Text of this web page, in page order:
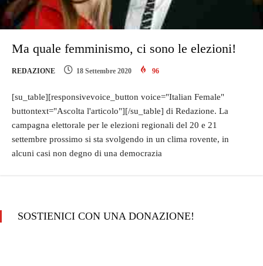
Ma quale femminismo, ci sono le elezioni!
REDAZIONE 18 Settembre 2020 96
[su_table][responsivevoice_button voice="Italian Female"
buttontext="Ascolta l'articolo"][/su_table] di Redazione. La
campagna elettorale per le elezioni regionali del 20 e 21
settembre prossimo si sta svolgendo in un clima rovente, in
alcuni casi non degno di una democrazia
SOSTIENICI CON UNA DONAZIONE!